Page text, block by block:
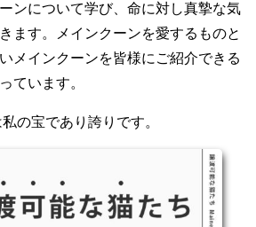
ンについて学び、命に対し真摯な気
ます。メインクーンを愛するものと
メインクーンを皆様にご紹介できる
ています。
の宝であり誇りです。